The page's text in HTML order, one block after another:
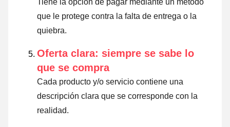
Tiene la opción de pagar mediante un método
que le protege contra la falta de entrega o la
quiebra.
Oferta clara: siempre se sabe lo
que se compra
Cada producto y/o servicio contiene una
descripción clara que se corresponde con la
realidad.